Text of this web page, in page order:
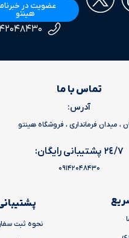
عضویت در
هینتو
تماس با ما
آدرس:
، میدان فرمانداری ، فروشگاه هینتو
٢٤/٧ پشتیبانی رایگان:
09142048430
نحوه ثبت